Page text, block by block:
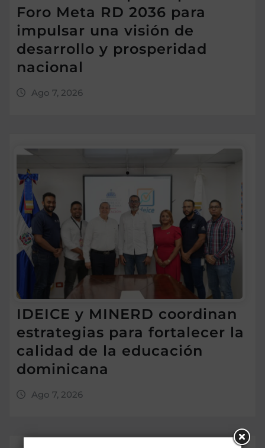
Foro Meta RD 2036 para
impulsar una visión de
desarrollo y prosperidad
nacional
Ago 7, 2026
IDEICE y MINERD coordinan
estrategias para fortalecer la
calidad de la educación
dominicana
Ago 7, 2026